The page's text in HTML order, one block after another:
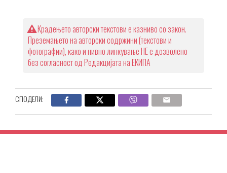
Крадењето авторски текстови е казниво со закон.
Преземањето на авторски содржини (текстови и
фотографии), како и нивно линкување НЕ е дозволено
без согласност од Редакцијата на ЕКИПА
СПОДЕЛИ: